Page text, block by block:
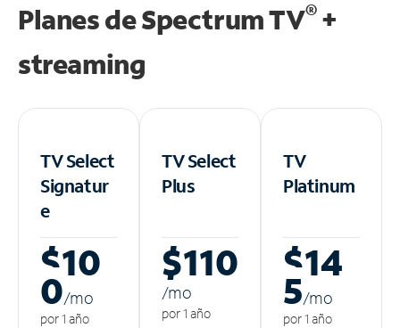
Planes de Spectrum TV®+
streaming
TV Select
Signatur
e
$10
0/mo
por 1 año
TV Select
Plus
$110
/mo
por 1 año
TV
Platinum
$14
5/mo
por 1 año